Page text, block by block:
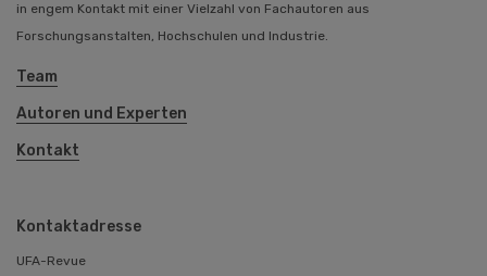
in engem Kontakt mit einer Vielzahl von Fachautoren aus
Forschungsanstalten, Hochschulen und Industrie.
Team
Autoren und Experten
Kontakt
Kontaktadresse
UFA-Revue